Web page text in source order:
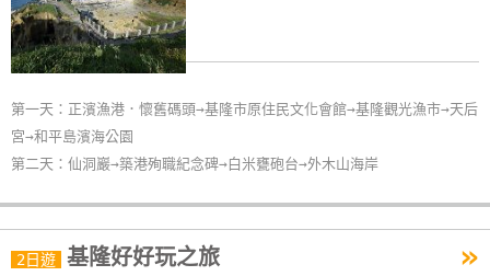
飯
合
作
合
第一天：正濱漁港．懷舊碼頭→基隆市原住民文化會館→基隆觀光漁市→天后
宮→和平島濱海公園
第二天：仙洞巖→築港殉職紀念碑→白米甕砲台→外木山海岸
2日遊 基隆好好玩之旅 »